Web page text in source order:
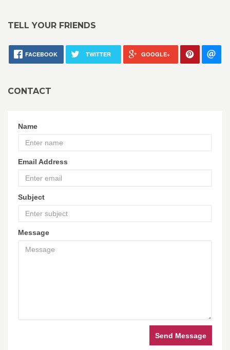
TELL YOUR FRIENDS
FACEBOOK TWITTER GOOGLE+
CONTACT
Name
Email Address
Subject
Message
Send Message